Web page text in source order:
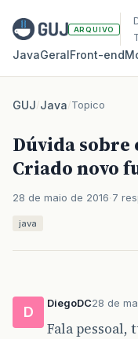
ARQUIVO
JavaGeralFront‑end
GUJ/Java/Topico
Dúvida sobre
Criado novo
28 de maio de 2016 7
java
D
DiegoDC28 de
Fala pessoal,